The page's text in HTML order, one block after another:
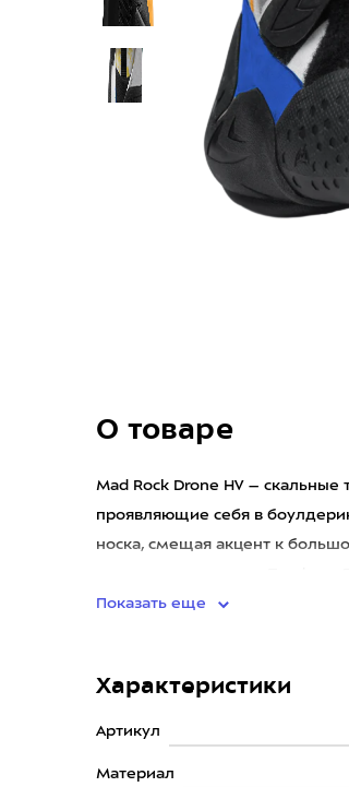
О товаре
Mad Rock Drone HV –
проявляющие себя в
носка, смещая акцент к
Показать еще
Характеристики
Артикул
Материал